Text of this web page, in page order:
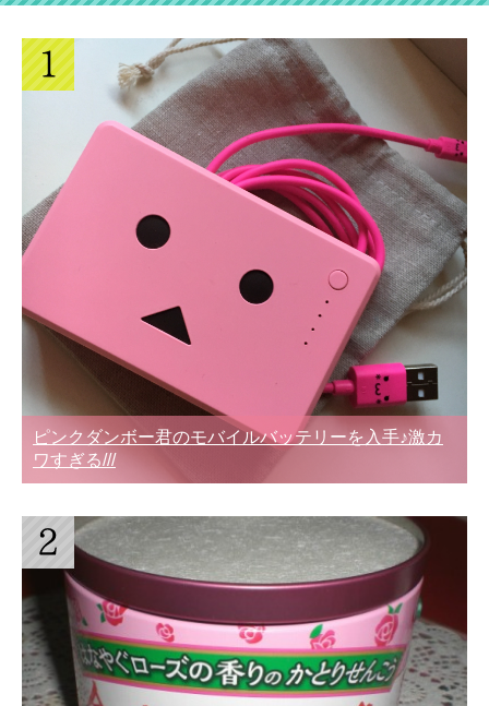
ピンクダンボー君のモバイルバッテリーを入手♪激カ
ワすぎる///